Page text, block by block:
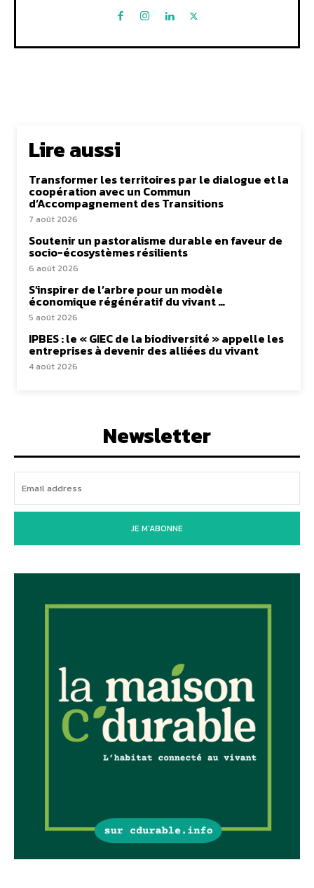
Lire aussi
Transformer les territoires par le dialogue et la
coopération avec un Commun
d’Accompagnement des Transitions
7 août 2026
Soutenir un pastoralisme durable en faveur de
socio-écosystèmes résilients
6 août 2026
S’inspirer de l’arbre pour un modèle
économique régénératif du vivant …
5 août 2026
IPBES : le « GIEC de la biodiversité » appelle les
entreprises à devenir des alliées du vivant
4 août 2026
Newsletter
JE M'ABONNE